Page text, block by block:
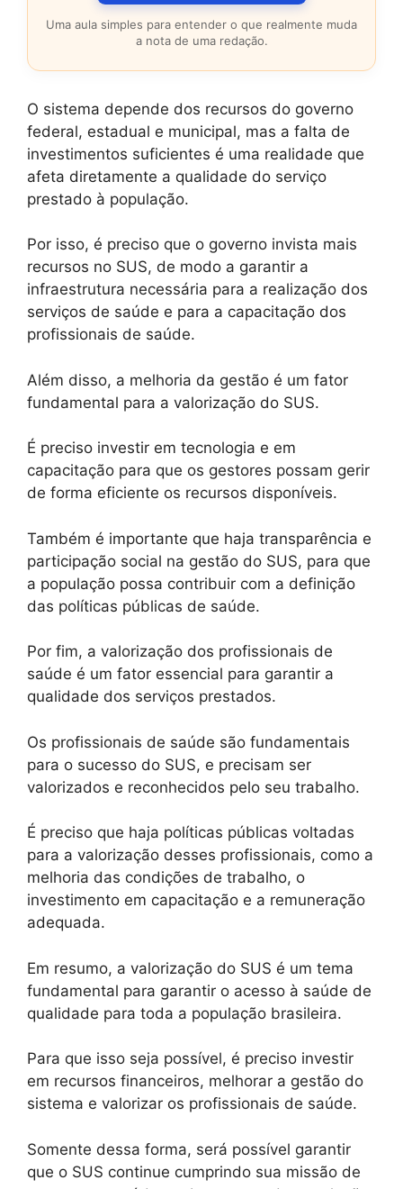
Uma aula simples para entender o que realmente muda
a nota de uma redação.
O sistema depende dos recursos do governo
federal, estadual e municipal, mas a falta de
investimentos suficientes é uma realidade que
afeta diretamente a qualidade do serviço
prestado à população.
Por isso, é preciso que o governo invista mais
recursos no SUS, de modo a garantir a
infraestrutura necessária para a realização dos
serviços de saúde e para a capacitação dos
profissionais de saúde.
Além disso, a melhoria da gestão é um fator
fundamental para a valorização do SUS.
É preciso investir em tecnologia e em
capacitação para que os gestores possam gerir
de forma eficiente os recursos disponíveis.
Também é importante que haja transparência e
participação social na gestão do SUS, para que
a população possa contribuir com a definição
das políticas públicas de saúde.
Por fim, a valorização dos profissionais de
saúde é um fator essencial para garantir a
qualidade dos serviços prestados.
Os profissionais de saúde são fundamentais
para o sucesso do SUS, e precisam ser
valorizados e reconhecidos pelo seu trabalho.
É preciso que haja políticas públicas voltadas
para a valorização desses profissionais, como a
melhoria das condições de trabalho, o
investimento em capacitação e a remuneração
adequada.
Em resumo, a valorização do SUS é um tema
fundamental para garantir o acesso à saúde de
qualidade para toda a população brasileira.
Para que isso seja possível, é preciso investir
em recursos financeiros, melhorar a gestão do
sistema e valorizar os profissionais de saúde.
Somente dessa forma, será possível garantir
que o SUS continue cumprindo sua missão de